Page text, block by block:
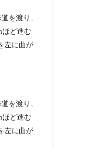
を渡り、
ほど進む
左に曲が
を渡り、
ほど進む
左に曲が